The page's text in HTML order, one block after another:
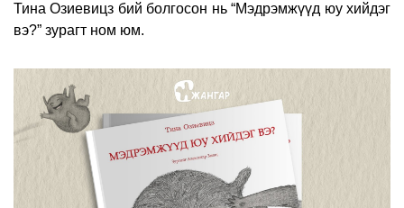
Тина Озиевицз бий болгосон нь “Мэдрэмжүүд юу хийдэг
вэ?” зурагт ном юм.